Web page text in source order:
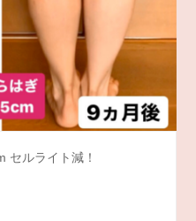
セルライト減！